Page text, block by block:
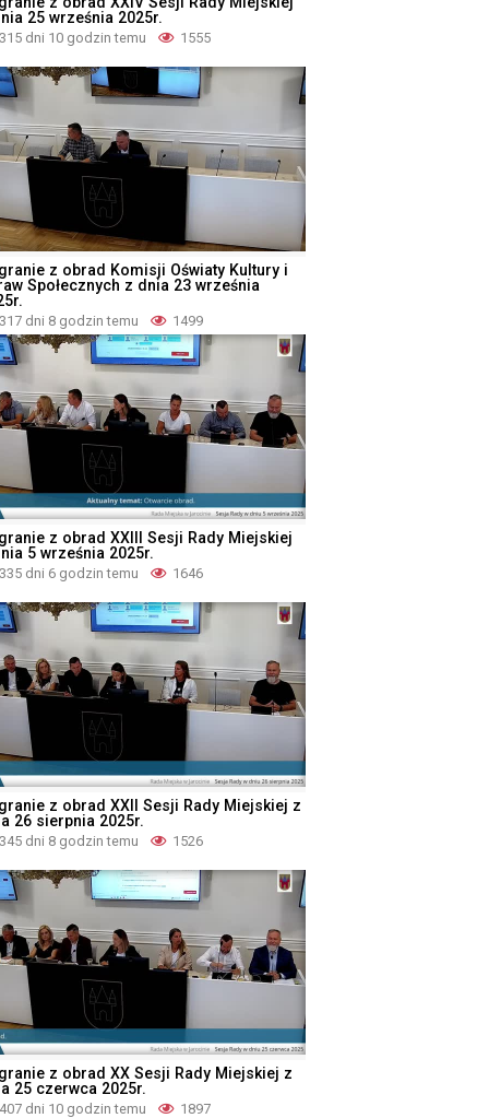
25 września 2025r.
315 dni 10 godzin temu 1555
z obrad Komisji Oświaty Kultury i
Społecznych z dnia 23 września
317 dni 8 godzin temu 1499
z obrad XXIII Sesji Rady Miejskiej
5 września 2025r.
335 dni 6 godzin temu 1646
z obrad XXII Sesji Rady Miejskiej z
26 sierpnia 2025r.
345 dni 8 godzin temu 1526
z obrad XX Sesji Rady Miejskiej z
25 czerwca 2025r.
407 dni 10 godzin temu 1897